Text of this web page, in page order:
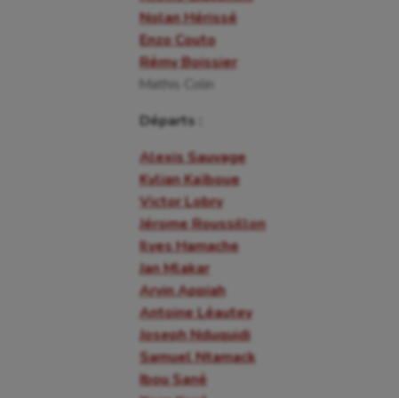
Nolan Hérissé
Enzo Couto
Rémy Boissier
Mathis Colin
Départs :
Alexis Sauvage
Kylian Kaïboue
Victor Lobry
Jérome Roussillon
Ilyes Hamache
Jan Mlakar
Arvin Appiah
Antoine Léautey
Joseph Nduquidi
Samuel Ntamack
Ibou Sané